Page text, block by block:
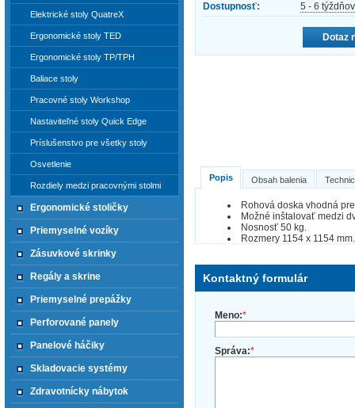
Dostupnosť:
5 - 6 týždňov
Dotaz
Popis Obsah balenia
Rohová doska vhodná
Možné inštalovať medzi
Nosnosť 50 kg.
Rozmery 1154 x 1154 mm.
Kontaktný formulár
Meno:*
Správa:*
Elektrické stoly QuatreX
Ergonomické stoly TED
Ergonomické stoly TP/TPH
Baliace stoly
Pracovné stoly Workshop
Nastaviteľné stoly Quick Edge
Príslušenstvo pre všetky stoly
Osvetlenie
Rozdiely medzi pracovnými stolmi
Ergonomické stoličky
Priemyselné vozíky
Zásuvkové skrinky
Regály a skrine
Priemyselné prepážky
Perforované panely
Panelové háčiky
Skladovacie systémy
Zdravotnícky nábytok